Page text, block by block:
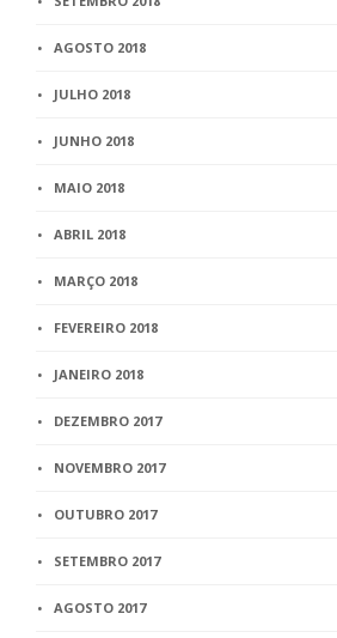
AGOSTO 2018
JULHO 2018
JUNHO 2018
MAIO 2018
ABRIL 2018
MARÇO 2018
FEVEREIRO 2018
JANEIRO 2018
DEZEMBRO 2017
NOVEMBRO 2017
OUTUBRO 2017
SETEMBRO 2017
AGOSTO 2017